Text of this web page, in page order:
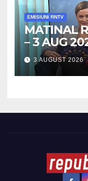
EMISIUNI RNTV
MATINAL
– 3 AUG
3 AUGUST 2026